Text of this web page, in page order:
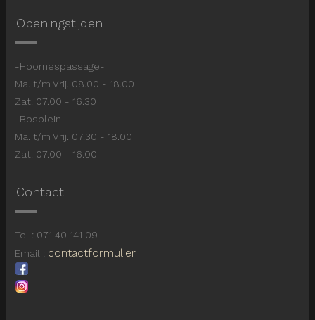
Openingstijden
-Hoornespassage-
Ma. t/m Vrij. 08.00 - 18.00
Zat. 07.00 - 16.30
-Bosplein-
Ma. t/m Vrij. 07.30 - 18.00
Zat. 07.00 - 16.00
Contact
Tel : 071 40 141 09
Email : contactformulier